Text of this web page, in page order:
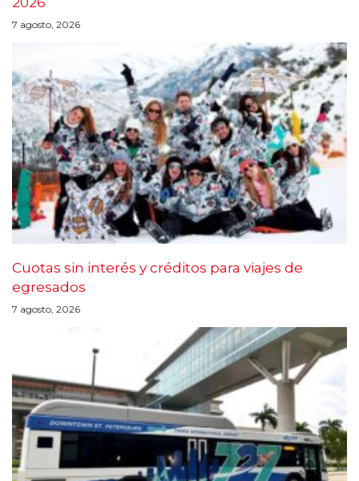
7 agosto, 2026
Cuotas sin interés y créditos para viajes de
egresados
7 agosto, 2026